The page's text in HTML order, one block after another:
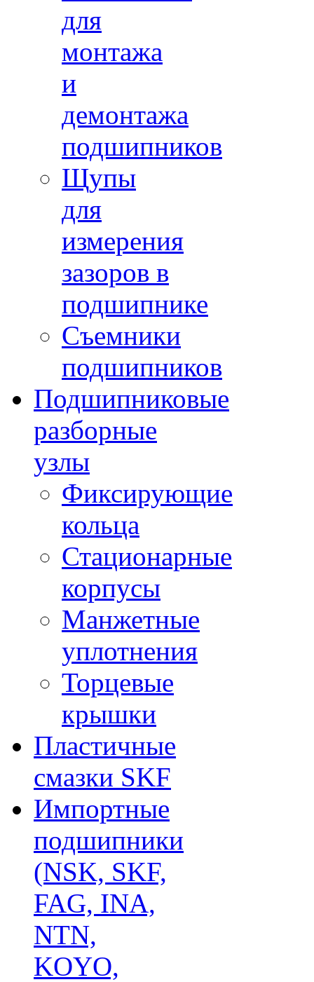
для
монтажа
и
демонтажа
подшипников
Щупы
для
измерения
зазоров в
подшипнике
Съемники
подшипников
Подшипниковые
разборные
узлы
Фиксирующие
кольца
Стационарные
корпусы
Манжетные
уплотнения
Торцевые
крышки
Пластичные
смазки SKF
Импортные
подшипники
(NSK, SKF,
FAG, INA,
NTN,
KOYO,